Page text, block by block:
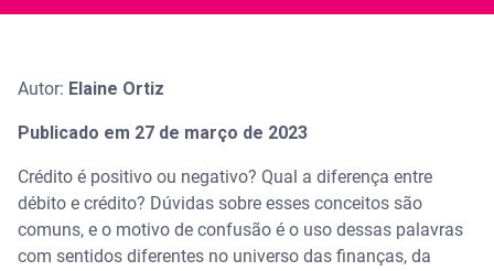
Autor: Elaine Ortiz
Publicado em 27 de março de 2023
Crédito é positivo ou negativo? Qual a diferença entre
débito e crédito? Dúvidas sobre esses conceitos são
comuns, e o motivo de confusão é o uso dessas palavras
com sentidos diferentes no universo das finanças, da